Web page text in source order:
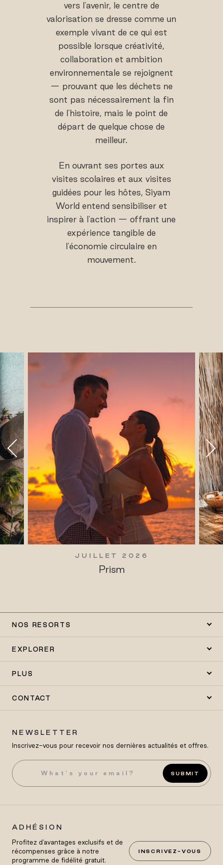
vers l'avenir, le centre de
valorisation se dresse comme un
exemple vivant de ce qui est
possible lorsque créativité,
collaboration et ambition
environnementale se rejoignent
— prouvant que les déchets ne
sont pas nécessairement la fin
de l'histoire, mais le point de
départ de quelque chose de
meilleur.
En ouvrant ses portes aux
visites scolaires et aux visites
guidées pour les hôtes, Siyam
World entend sensibiliser et
inspirer à l'action — offrant une
expérience tangible de
l'économie circulaire en
mouvement.
JUILLET 2026
Prism
NOS RESORTS
EXPLORER
PLUS
CONTACT
NEWSLETTER
Inscrivez-vous pour recevoir nos dernières actualités et offres.
SUBMIT
ADHÉSION
Profitez d'avantages exclusifs et de
récompenses grâce à notre
programme de fidélité gratuit.
INSCRIVEZ-VOUS